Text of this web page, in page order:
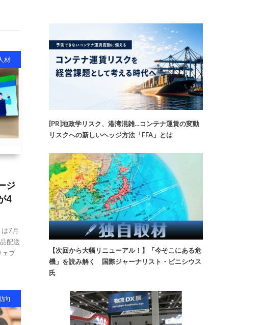
材
ジ
4
7月
配送
ェブ
向
[PR]地政学リスク、港湾混雑…コンテナ運賃の変動
リスクへの新しいヘッジ方法「FFA」とは
【次回から大幅リニューアル！】「今そこにある危
機」を読み解く 国際ジャーナリスト・ビニシウス
氏